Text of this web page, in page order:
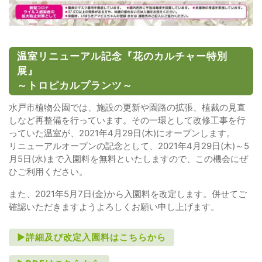
温室リニューアル記念『花のカルチャー特別
展』
～トロピカルプランツ～
水戸市植物公園では、施設の更新や園路の拡張、植裁の見直
しなど再整備を行っています。その一環として改修工事を行
っていた温室が、2021年4月29日(木)にオープンします。
リニューアルオープンの記念として、2021年4月29日(木)～5
月5日(水)まで入園料を無料といたしますので、この機会にぜ
ひご利用ください。
また、2021年5月7日(金)から入園料を改定します。併せてご
確認いただきますようよろしくお願い申し上げます。
►詳細及び改定入園料はこちらから